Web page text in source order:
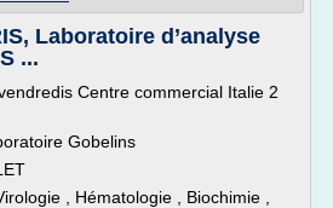
Laboratoire d’analyse
...
Centre commercial Italie 2
Gobelins
, Hématologie , Biochimie ,